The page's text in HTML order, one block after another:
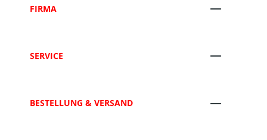
FIRMA
SERVICE
BESTELLUNG & VERSAND